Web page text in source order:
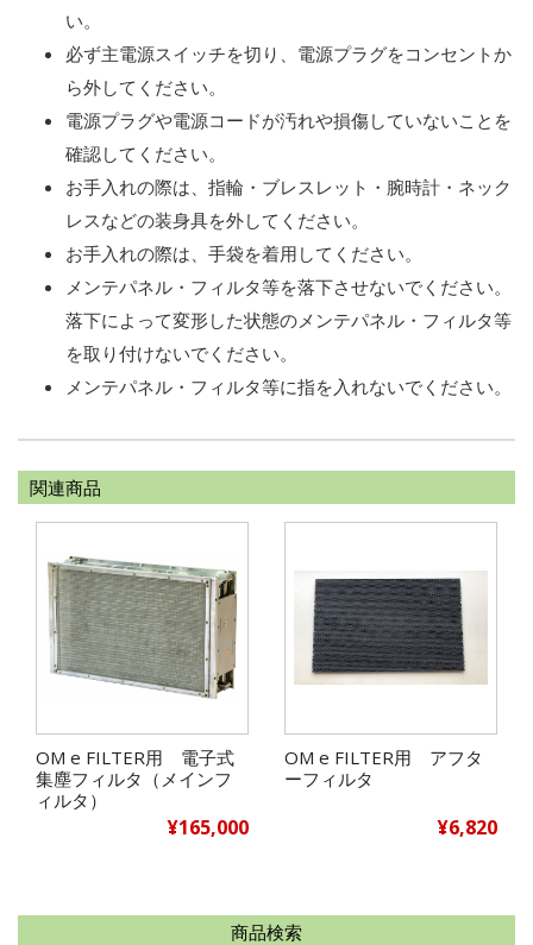
い。
必ず主電源スイッチを切り、電源プラグをコンセントか
ら外してください。
電源プラグや電源コードが汚れや損傷していないことを
確認してください。
お手入れの際は、指輪・ブレスレット・腕時計・ネック
レスなどの装身具を外してください。
お手入れの際は、手袋を着用してください。
メンテパネル・フィルタ等を落下させないでください。
落下によって変形した状態のメンテパネル・フィルタ等
を取り付けないでください。
メンテパネル・フィルタ等に指を入れないでください。
関連商品
OM e FILTER用 電子式
集塵フィルタ（メインフ
ィルタ）
¥165,000
OM e FILTER用 アフタ
ーフィルタ
¥6,820
商品検索